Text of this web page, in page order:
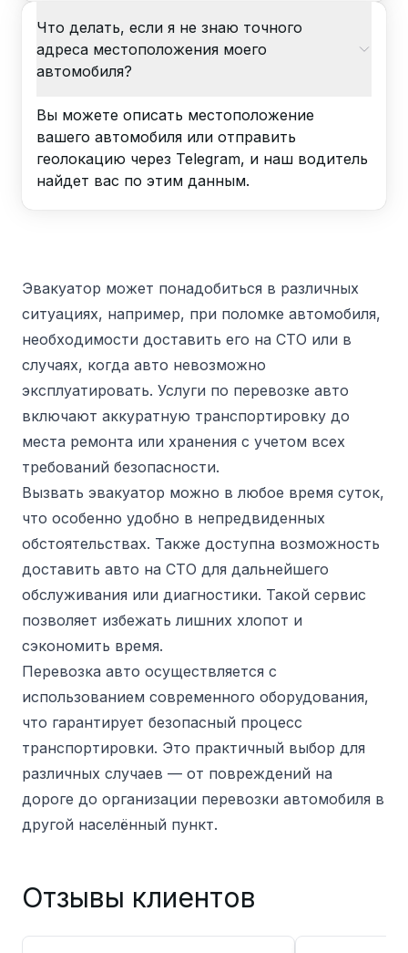
Что делать, если я не знаю точного
адреса местоположения моего
автомобиля?
Вы можете описать местоположение
вашего автомобиля или отправить
геолокацию через Telegram, и наш водитель
найдет вас по этим данным.
Эвакуатор может понадобиться в различных
ситуациях, например, при поломке автомобиля,
необходимости доставить его на СТО или в
случаях, когда авто невозможно
эксплуатировать. Услуги по перевозке авто
включают аккуратную транспортировку до
места ремонта или хранения с учетом всех
требований безопасности.
Вызвать эвакуатор можно в любое время суток,
что особенно удобно в непредвиденных
обстоятельствах. Также доступна возможность
доставить авто на СТО для дальнейшего
обслуживания или диагностики. Такой сервис
позволяет избежать лишних хлопот и
сэкономить время.
Перевозка авто осуществляется с
использованием современного оборудования,
что гарантирует безопасный процесс
транспортировки. Это практичный выбор для
различных случаев — от повреждений на
дороге до организации перевозки автомобиля в
другой населённый пункт.
Отзывы клиентов